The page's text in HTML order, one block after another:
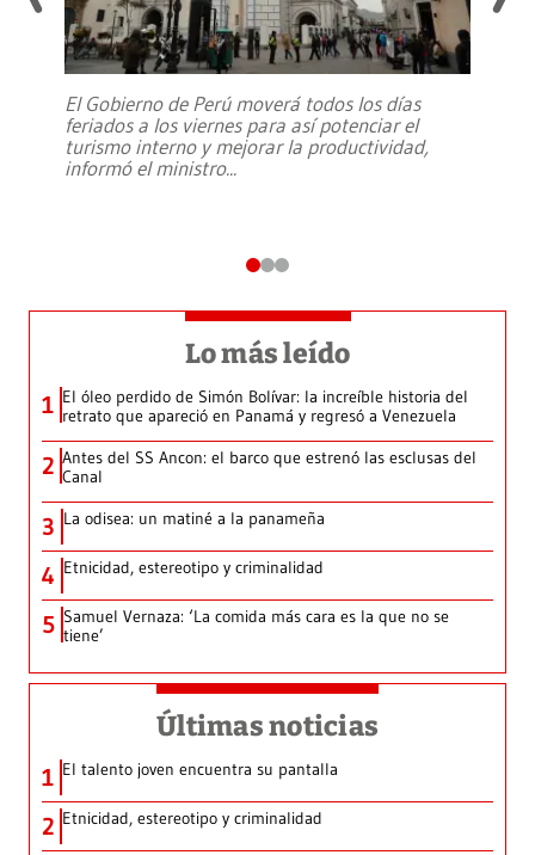
El Gobierno de Perú moverá todos los días
feriados a los viernes para así potenciar el
turismo interno y mejorar la productividad,
informó el ministro...
Lo más leído
1 El óleo perdido de Simón Bolívar: la increíble historia del
retrato que apareció en Panamá y regresó a Venezuela
2 Antes del SS Ancon: el barco que estrenó las esclusas del
Canal
3 La odisea: un matiné a la panameña
4 Etnicidad, estereotipo y criminalidad
5 Samuel Vernaza: ‘La comida más cara es la que no se
tiene’
Últimas noticias
1 El talento joven encuentra su pantalla​
2 Etnicidad, estereotipo y criminalidad